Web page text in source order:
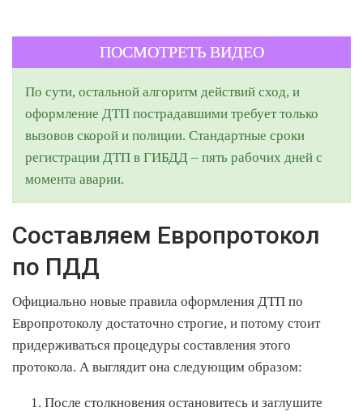
ПОСМОТРЕТЬ ВИДЕО
По сути, остальной алгоритм действий сход, и
оформление ДТП пострадавшими требует только
вызовов скорой и полиции. Стандартные сроки
регистрации ДТП в ГИБДД – пять рабочих дней с
момента аварии.
Составляем Европротокол
по ПДД
Официально новые правила оформления ДТП по
Европротоколу достаточно строгие, и потому стоит
придерживаться процедуры составления этого
протокола. А выглядит она следующим образом:
После столкновения остановитесь и заглушите